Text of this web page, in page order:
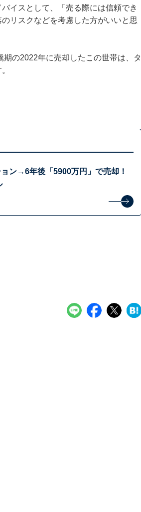
イスとして、「売る際には信頼でき
リスクなどを考慮した方がいいと思
の2022年に売却したこの世帯は、タ
ン→6年後「5900万円」で売却！